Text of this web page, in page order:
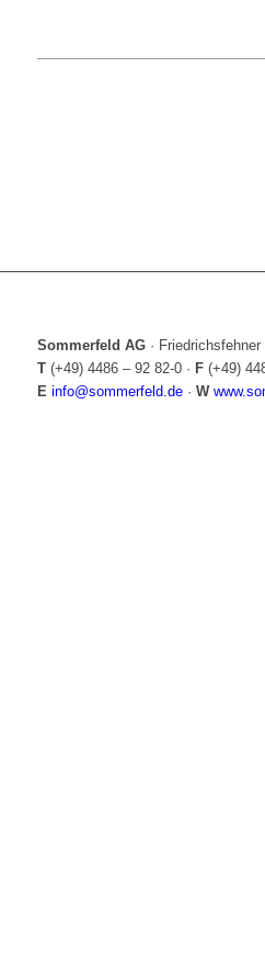
Sommerfeld AG ·
T(+49) 4486 – 92 82-0 · F(+49)
E info@sommerfeld.de · W